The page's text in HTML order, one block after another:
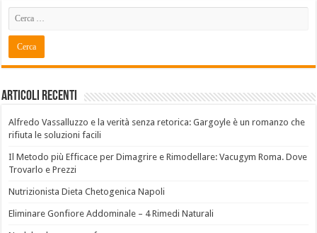
Articoli recenti
Alfredo Vassalluzzo e la verità senza retorica: Gargoyle è un romanzo che
rifiuta le soluzioni facili
Il Metodo più Efficace per Dimagrire e Rimodellare: Vacugym Roma. Dove
Trovarlo e Prezzi
Nutrizionista Dieta Chetogenica Napoli
Eliminare Gonfiore Addominale – 4 Rimedi Naturali